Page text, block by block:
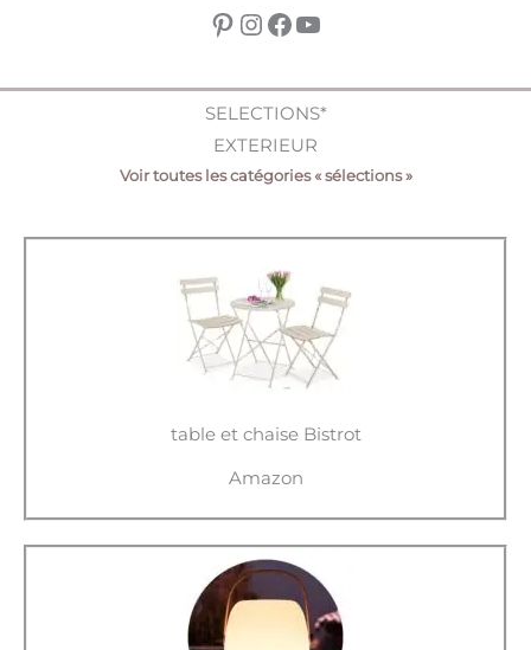
Pinterest
Instagram
Facebook
YouTube
SELECTIONS*
EXTERIEUR
Voir toutes les catégories « sélections »
table et chaise Bistrot
Amazon